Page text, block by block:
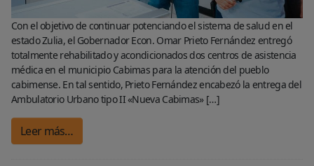
Con el objetivo de continuar potenciando el sistema de salud en el
estado Zulia, el Gobernador Econ. Omar Prieto Fernández entregó
totalmente rehabilitado y acondicionados dos centros de asistencia
médica en el municipio Cabimas para la atención del pueblo
cabimense. En tal sentido, Prieto Fernández encabezó la entrega del
Ambulatorio Urbano tipo II «Nueva Cabimas» […]
Leer más…